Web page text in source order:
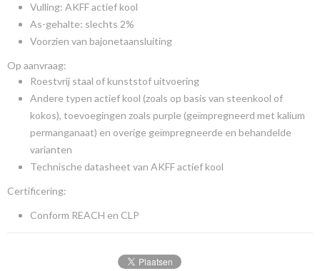
Vulling: AKFF actief kool
As-gehalte: slechts 2%
Voorzien van bajonetaansluiting
Op aanvraag:
Roestvrij staal of kunststof uitvoering
Andere typen actief kool (zoals op basis van steenkool of
kokos), toevoegingen zoals purple (geïmpregneerd met kalium
permanganaat) en overige geïmpregneerde en behandelde
varianten
Technische datasheet van AKFF actief kool
Certificering:
Conform REACH en CLP